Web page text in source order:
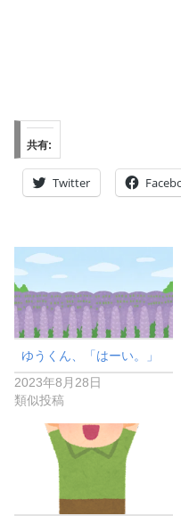
共有:
Twitter
ゆうくん、「はーい。」
2023年8月28日
類似投稿